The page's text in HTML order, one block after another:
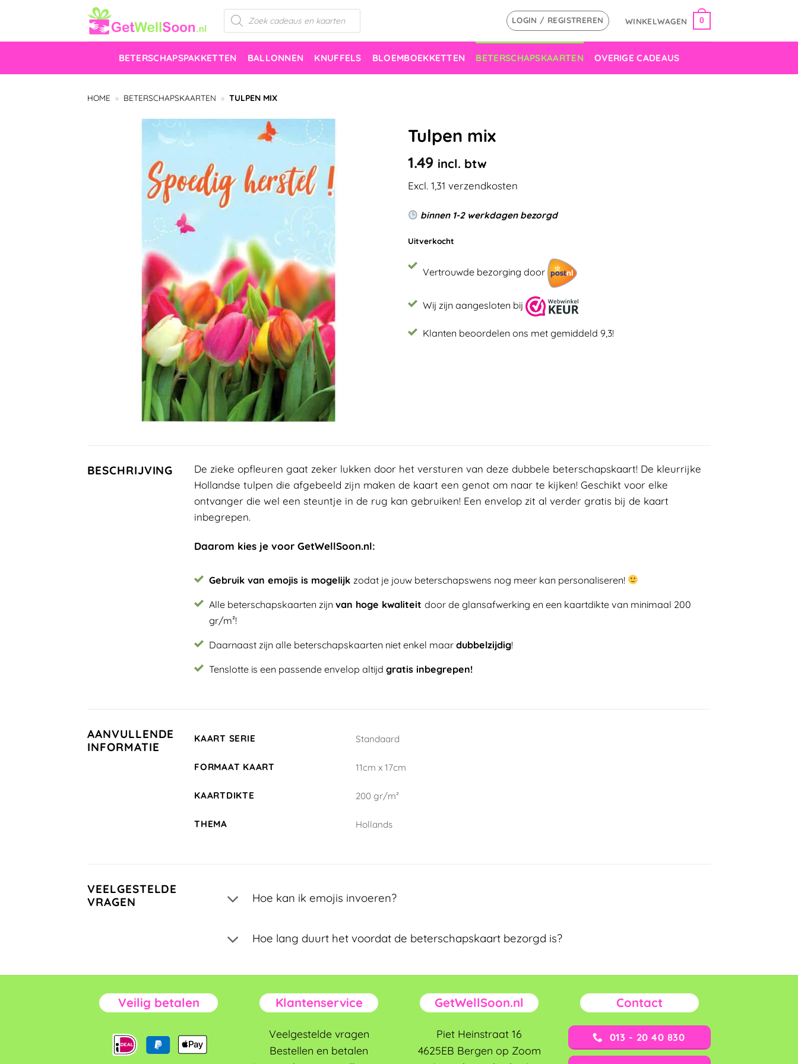
inhoud
Producten
zoeken
LOGIN / REGISTREREN WINKELWAGEN 0
BETERSCHAPSPAKKETTEN BALLONNEN KNUFFELS BLOEMBOEKKETTEN BETERSCHAPSKAARTEN OVERIGE CADEAUS
HOME » BETERSCHAPSKAARTEN » TULPEN MIX
Tulpen mix
1.49 incl. btw
Excl. 1,31 verzendkosten
binnen 1-2 werkdagen bezorgd
Uitverkocht
Vertrouwde bezorging door
Wij zijn aangesloten bij
Klanten beoordelen ons met gemiddeld 9,3!
BESCHRIJVING
De zieke opfleuren gaat zeker lukken door het versturen van deze dubbele beterschapskaart! De kleurrijke
Hollandse tulpen die afgebeeld zijn maken de kaart een genot om naar te kijken! Geschikt voor elke
ontvanger die wel een steuntje in de rug kan gebruiken! Een envelop zit al verder gratis bij de kaart
inbegrepen.
Daarom kies je voor GetWellSoon.nl:
Gebruik van emojis is mogelijk zodat je jouw beterschapswens nog meer kan personaliseren!
Alle beterschapskaarten zijn van hoge kwaliteit door de glansafwerking en een kaartdikte van minimaal 200
gr/m²!
Daarnaast zijn alle beterschapskaarten niet enkel maar dubbelzijdig!
Tenslotte is een passende envelop altijd gratis inbegrepen!
AANVULLENDE
INFORMATIE
KAART SERIE Standaard
FORMAAT KAART 11cm x 17cm
KAARTDIKTE 200 gr/m²
THEMA Hollands
VEELGESTELDE
VRAGEN
Hoe kan ik emojis invoeren?
Hoe lang duurt het voordat de beterschapskaart bezorgd is?
Veilig betalen Klantenservice
Veelgestelde vragen
Bestellen en betalen
GetWellSoon.nl
Piet Heinstraat 16
4625EB Bergen op Zoom
Contact
013 - 20 40 830